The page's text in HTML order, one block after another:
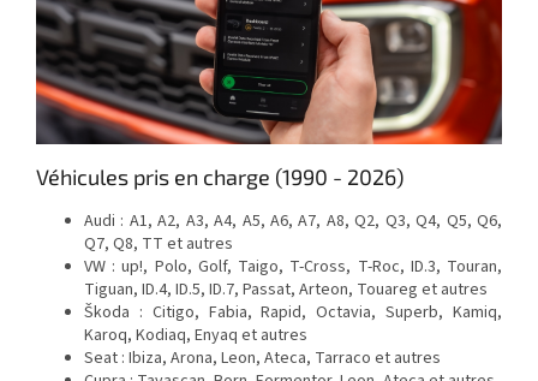
Véhicules pris en charge (1990 - 2026)
Audi : A1, A2, A3, A4, A5, A6, A7, A8, Q2, Q3, Q4, Q5, Q6,
Q7, Q8, TT et autres
VW : up!, Polo, Golf, Taigo, T-Cross, T-Roc, ID.3, Touran,
Tiguan, ID.4, ID.5, ID.7, Passat, Arteon, Touareg et autres
Škoda : Citigo, Fabia, Rapid, Octavia, Superb, Kamiq,
Karoq, Kodiaq, Enyaq et autres
Seat : Ibiza, Arona, Leon, Ateca, Tarraco et autres